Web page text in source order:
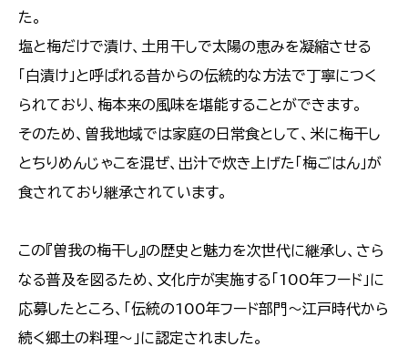
た。
塩と梅だけで漬け、土用干しで太陽の恵みを凝縮させる
「白漬け」と呼ばれる昔からの伝統的な方法で丁寧につく
られており、梅本来の風味を堪能することができます。
そのため、曽我地域では家庭の日常食として、米に梅干し
とちりめんじゃこを混ぜ、出汁で炊き上げた「梅ごはん」が
食されており継承されています。
この『曽我の梅干し』の歴史と魅力を次世代に継承し、さら
なる普及を図るため、文化庁が実施する「100年フード」に
応募したところ、「伝統の100年フード部門～江戸時代から
続く郷土の料理～」に認定されました。